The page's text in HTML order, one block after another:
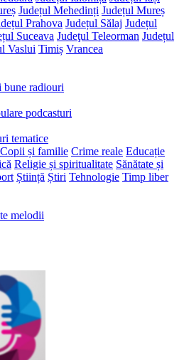
Județul Mehedinți Județul Mureș
Prahova Județul Sălaj Județul
Suceava Judeţul Teleorman Județul
Vaslui Timiș Vrancea
bune radiouri
podcasturi
tematice
Copii și familie Crime reale Educație
Religie și spiritualitate Sănătate și
Știință Știri Tehnologie Timp liber
melodii